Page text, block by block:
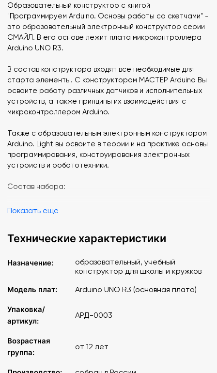
Образовательный конструктор с книгой
"Программируем Arduino. Основы работы со скетчами" -
это образовательный электронный конструктор серии
СМАЙЛ. В его основе лежит плата микроконтроллера
Arduino UNO R3.
В состав конструктора входят все необходимые для
старта элементы. С конструктором МАСТЕР Arduino Вы
освоите работу различных датчиков и исполнительных
устройств, а также принципы их взаимодействия с
микроконтроллером Arduino.
Также с образовательным электронным конструктором
Arduino. Light вы освоите в теории и на практике основы
программирования, конструирования электронных
устройств и робототехники.
Состав набора:
Arduino UNO R3 1
Датчик температуры DS18B20 1
Кнопка 5
Макетная плата для монтажа без пайки SYB-120 1
Пьезоизлучатель 1
Резистор 1,5 кОм 10
Резистор 10 кОм 10
Резистор 4,7 кОм 10
Резистор 68 кОм 10
Показать еще
Технические характеристики
Назначение:
образовательный, учебный
конструктор для школы и кружков
Модель плат:
Arduino UNO R3 (основная плата)
Упаковка/
артикул:
АРД-0003
Возрастная
группа:
от 12 лет